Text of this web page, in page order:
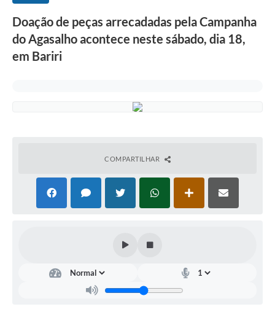
Doação de peças arrecadadas pela Campanha
do Agasalho acontece neste sábado, dia 18,
em Bariri
COMPARTILHAR